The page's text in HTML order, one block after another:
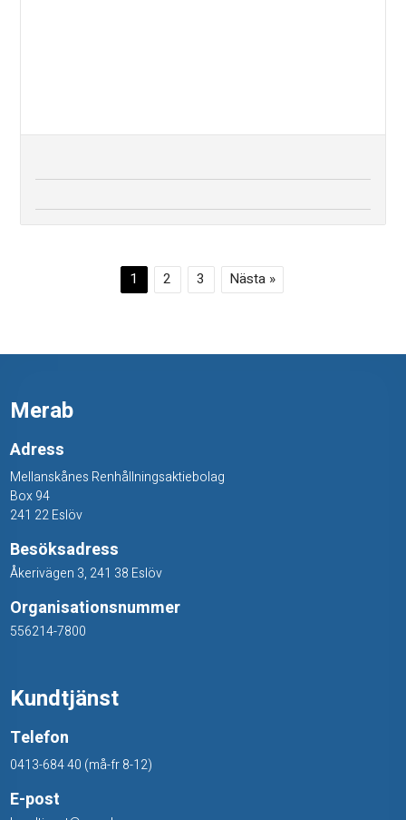
1 2 3 Nästa »
Merab
Adress
Mellanskånes Renhållningsaktiebolag
Box 94
241 22 Eslöv
Besöksadress
Åkerivägen 3, 241 38 Eslöv
Organisationsnummer
556214-7800
Kundtjänst
Telefon
0413-684 40 (må-fr 8-12)
E-post